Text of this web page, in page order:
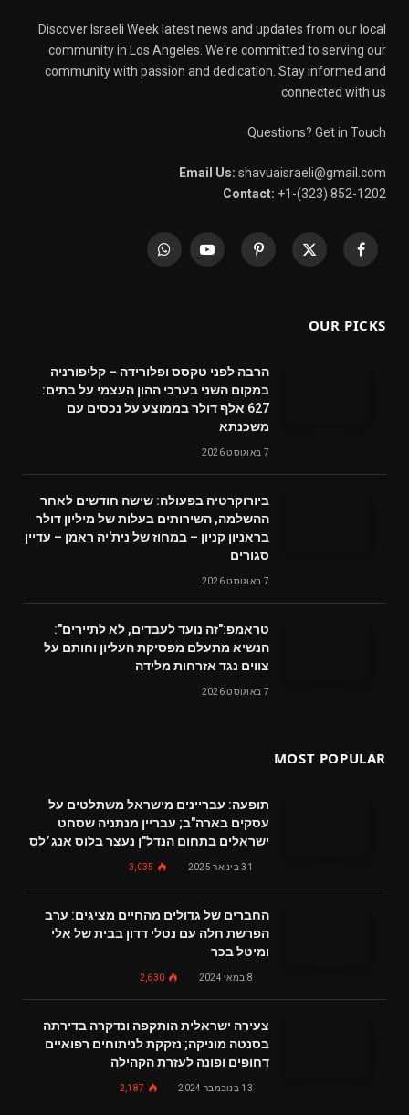
Discover Israeli Week latest news and updates from our local
community in Los Angeles. We're committed to serving our
community with passion and dedication. Stay informed and
connected with us
Questions? Get in Touch
Email Us: shavuaisraeli@gmail.com
Contact: +1-(323) 852-1202
Facebook
X
Pinterest
YouTube
WhatsApp
OUR PICKS
הרבה לפני טקסס ופלורידה – קליפורניה
במקום השני בערכי ההון העצמי על בתים:
627 אלף דולר בממוצע על נכסים עם
משכנתא
7 באוגוסט 2026
ביורוקרטיה בפעולה: שישה חודשים לאחר
ההשלמה, השירותים בעלות של מיליון דולר
בראניון קניון – במחוז של נית'יה ראמן – עדיין
סגורים
7 באוגוסט 2026
טראמפ:"זה נועד לעבדים, לא לתיירים":
הנשיא מתעלם מפסיקת העליון וחותם על
צווים נגד אזרחות מלידה
7 באוגוסט 2026
MOST POPULAR
תופעה: עבריינים מישראל משתלטים על
עסקים בארה"ב; עבריין מנתניה שסחט
ישראלים בתחום הנדל"ן נעצר בלוס אנג׳לס
31 בינואר 2025 3,035
החברים של גדולים מהחיים מציגים: ערב
הפרשת חלה עם נטלי דדון בבית של אלי
ומיטל בכר
8 במאי 2024 2,630
צעירה ישראלית הותקפה ונדקרה בדירתה
בסנטה מוניקה; נזקקת לניתוחים רפואיים
דחופים ופונה לעזרת הקהילה
13 בנובמבר 2024 2,187